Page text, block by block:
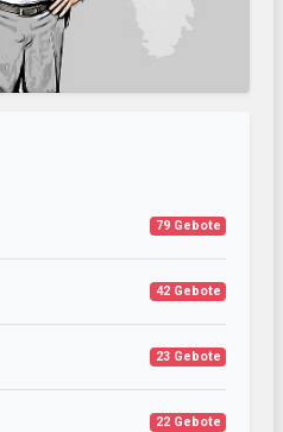
79 Gebote
42 Gebote
23 Gebote
22 Gebote